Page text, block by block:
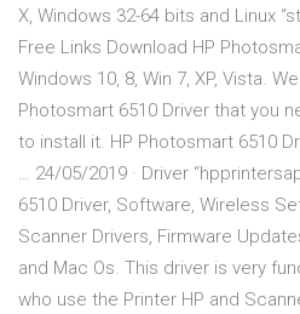
X, Windows 32-64 bits and Linux
Free Links Download HP
Windows 10, 8, Win 7, XP, Vista.
Photosmart 6510 Driver that you
to install it. HP Photosmart 6510
… 24/05/2019 · Driver
6510 Driver, Software, Wireless
Scanner Drivers, Firmware
and Mac Os. This driver is very
who use the Printer HP and